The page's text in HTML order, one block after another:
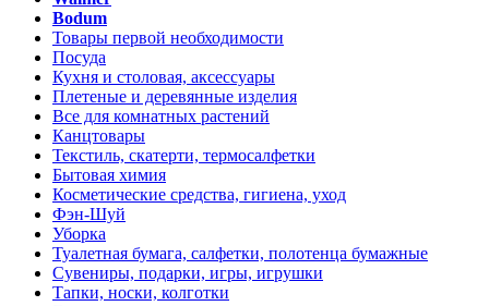
Bodum
Товары первой необходимости
Посуда
Кухня и столовая, аксессуары
Плетеные и деревянные изделия
Все для комнатных растений
Канцтовары
Текстиль, скатерти, термосалфетки
Бытовая химия
Косметические средства, гигиена, уход
Фэн-Шуй
Уборка
Туалетная бумага, салфетки, полотенца бумажные
Сувениры, подарки, игры, игрушки
Тапки, носки, колготки